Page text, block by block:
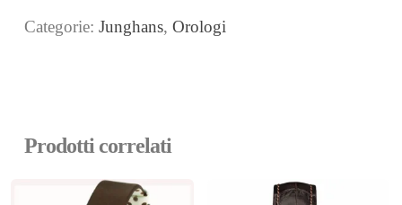
Categorie: Junghans, Orologi
Prodotti correlati